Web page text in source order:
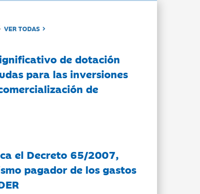
VER TODAS
de dotación
para las inversiones
de
el Decreto 65/2007,
pagador de los gastos